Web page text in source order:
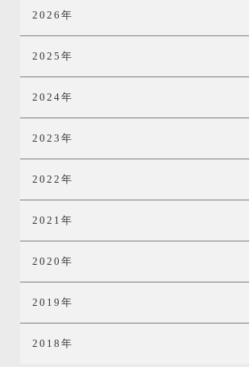
2026年
2025年
2024年
2023年
2022年
2021年
2020年
2019年
2018年